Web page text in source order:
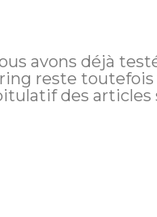
avons déjà
reste